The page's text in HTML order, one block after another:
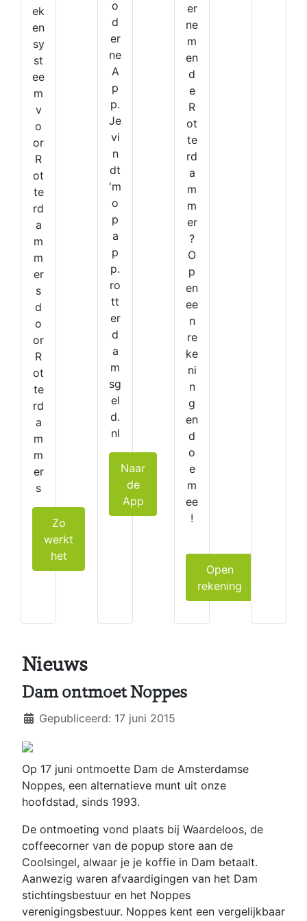
ek
en
sy
st
ee
m
v
o
or
R
ot
te
rd
a
m
m
er
s
d
o
or
R
ot
te
rd
a
m
m
er
s
Zo
werkt
het
o
d
er
ne
A
p
p.
Je
vi
n
dt
'm
o
p
a
p
p.
ro
tt
er
d
a
m
sg
el
d.
nl
Naar
de
App
er
ne
m
en
d
e
R
ot
te
rd
a
m
m
er
?
O
p
en
ee
n
re
ke
ni
n
g
en
d
o
e
m
ee
!
Open
rekening
Nieuws
Dam ontmoet Noppes
DetailsGepubliceerd: 17 juni 2015
Op 17 juni ontmoette Dam de Amsterdamse
Noppes, een alternatieve munt uit onze
hoofdstad, sinds 1993.
De ontmoeting vond plaats bij Waardeloos, de
coffeecorner van de popup store aan de
Coolsingel, alwaar je je koffie in Dam betaalt.
Aanwezig waren afvaardigingen van het Dam
stichtingsbestuur en het Noppes
verenigingsbestuur. Noppes kent een vergelijkbaar